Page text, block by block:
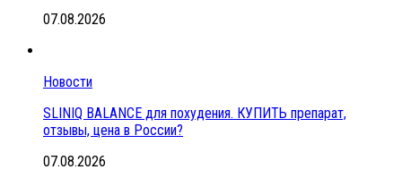
07.08.2026
Новости
SLINIQ BALANCE для похудения. КУПИТЬ препарат,
отзывы, цена в России?
07.08.2026